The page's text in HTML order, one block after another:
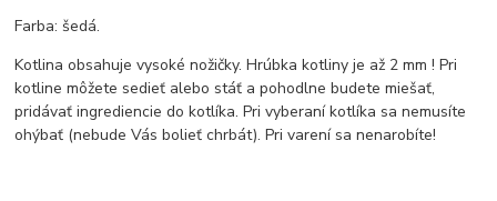
Farba: šedá.
Kotlina obsahuje vysoké nožičky. Hrúbka kotliny je až 2 mm ! Pri
kotline môžete sedieť alebo stáť a pohodlne budete miešať,
pridávať ingrediencie do kotlíka. Pri vyberaní kotlíka sa nemusíte
ohýbať (nebude Vás bolieť chrbát). Pri varení sa nenarobíte!